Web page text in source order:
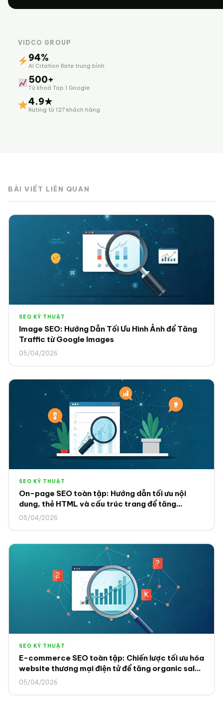
VIDCO GROUP
94%
AI Citation Rate trung bình
500+
Từ khoá Top 1 Google
4.9★
Rating từ 127 khách hàng
BÀI VIẾT LIÊN QUAN
SEO KỸ THUẬT
Image SEO: Hướng Dẫn Tối Ưu Hình Ảnh để Tăng
Traffic từ Google Images
05/04/2026
SEO KỸ THUẬT
On-page SEO toàn tập: Hướng dẫn tối ưu nội
dung, thẻ HTML và cấu trúc trang để tăng
ranking 2025
05/04/2026
SEO KỸ THUẬT
E-commerce SEO toàn tập: Chiến lược tối ưu hóa
website thương mại điện tử để tăng organic sales
2025
05/04/2026